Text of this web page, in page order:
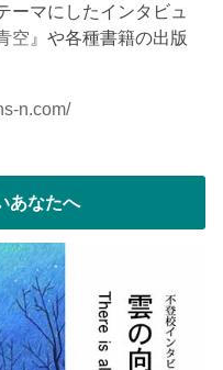
ーマにしたインタビュ
空 』や各種書籍の出版
n.com/
あなたへ